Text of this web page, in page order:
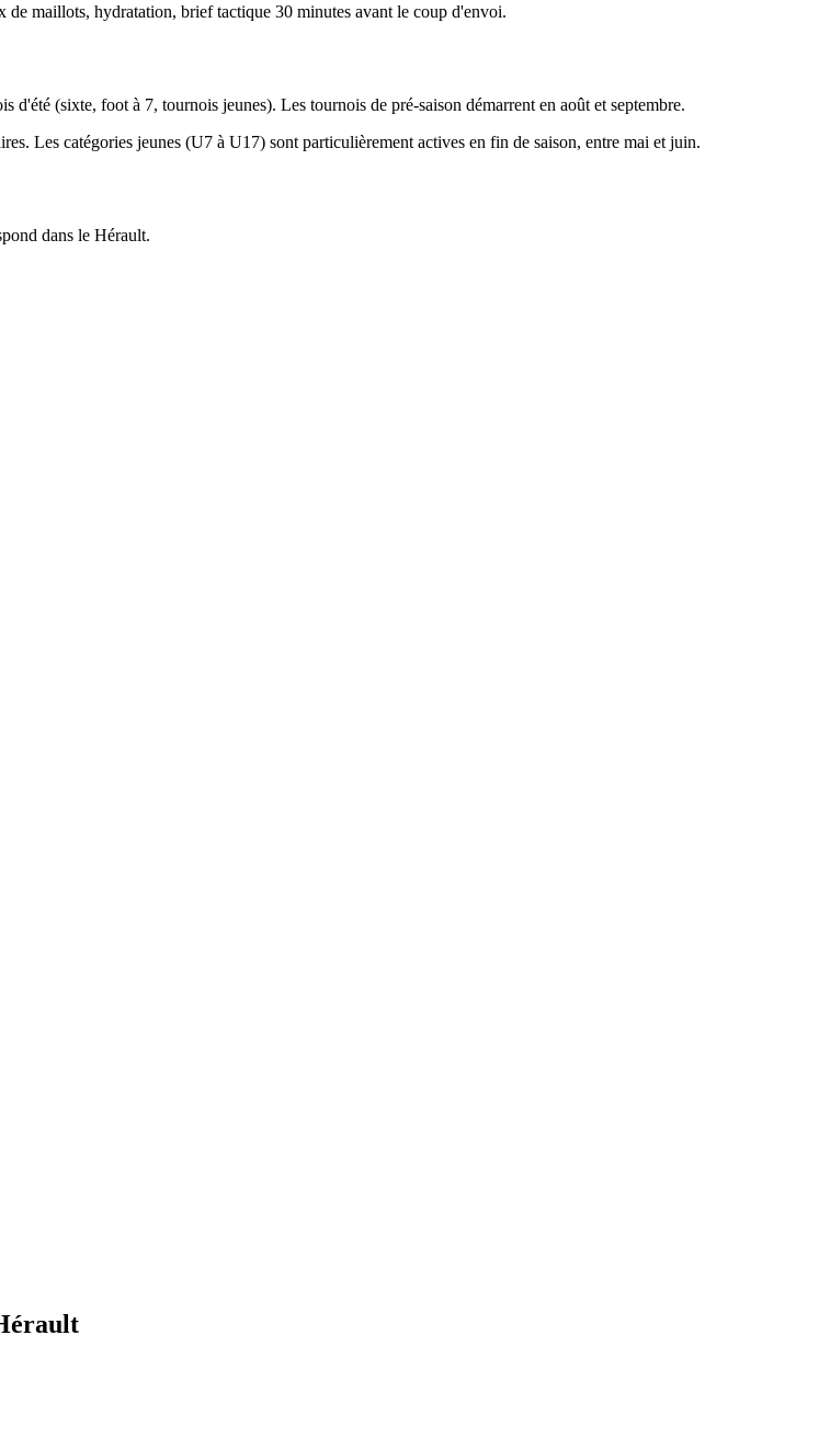
maillots, hydratation, brief tactique 30 minutes avant le coup d'envoi.
(sixte, foot à 7, tournois jeunes). Les tournois de pré-saison démarrent en août et septembre.
Les catégories jeunes (U7 à U17) sont particulièrement actives en fin de saison, entre mai et juin.
dans le Hérault.